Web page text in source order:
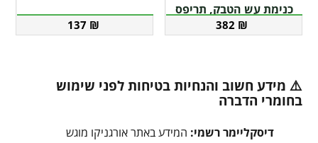
כנימת עש הטבק, תריפס
382 ₪
137 ₪
⚠️ מידע חשוב והנחיות בטיחות לפני שימוש
בחומרי הדברה
דיסקליימר רשמי: המידע באתר אורגניקו מוגש